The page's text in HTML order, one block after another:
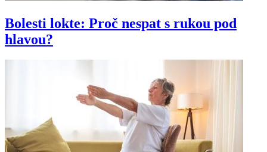
Bolesti lokte: Proč nespat s rukou pod
hlavou?